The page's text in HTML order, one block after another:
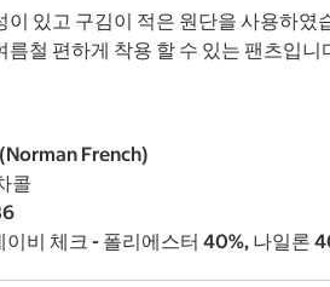
이 있고 구김이 적은 원단을 사용하였
름철 편하게 착용 할 수 있는 팬츠입니
French)
콜
이비 체크 - 폴리에스터 40%, 나일론